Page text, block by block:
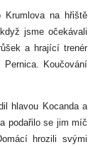
Krumlova na hřiště
jsme očekávali
a hrající trenér
Koučování
hlavou Kocanda a
podařilo se jim míč
hrozili svými